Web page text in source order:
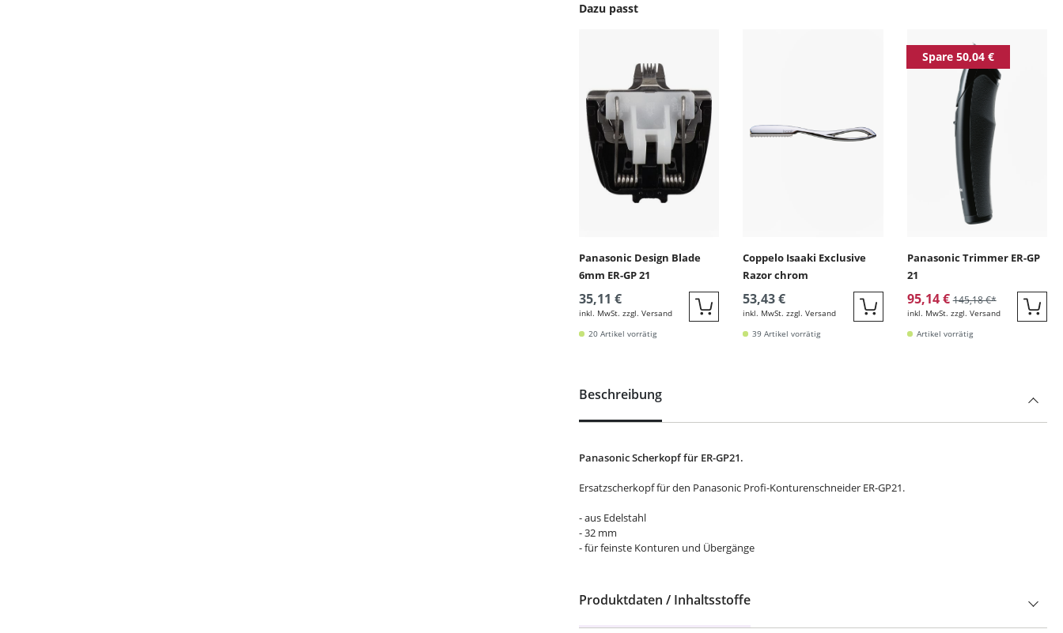
Dazu passt
Panasonic Design Blade
6mm ER-GP 21
35,11 €
inkl. MwSt. zzgl. Versand Quickbuy
20 Artikel vorrätig
Coppelo Isaaki Exclusive
Razor chrom
53,43 €
inkl. MwSt. zzgl. Versand Quickbuy
39 Artikel vorrätig
Spare 50,04 €
Panasonic Trimmer ER-GP
21
95,14 €145,18 €*
inkl. MwSt. zzgl. Versand
Artikel vorrätig
Beschreibung
Panasonic Scherkopf für ER-GP21.
Ersatzscherkopf für den Panasonic Profi-Konturenschneider ER-GP21.
- aus Edelstahl
- 32 mm
- für feinste Konturen und Übergänge
Produktdaten / Inhaltsstoffe